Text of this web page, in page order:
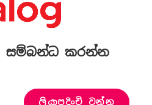
සම්බන්ධ කරන්න
ලියාපදිංචි වන්න